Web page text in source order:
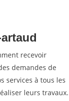
recevoir
demandes de
services à tous les
leurs travaux.